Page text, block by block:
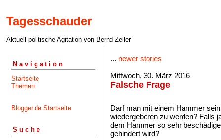
Tagesschauder
Aktuell-politische Agitation von Bernd Zeller
Navigation
Startseite
Themen
Blogger.de Startseite
Suche
... newer stories
Mittwoch, 30. März 2016
Falsche Frage
Darf man mit einem Hammer
wiedergeboren zu werden? Falls
dem Hammer so sehr
gehindert wird?